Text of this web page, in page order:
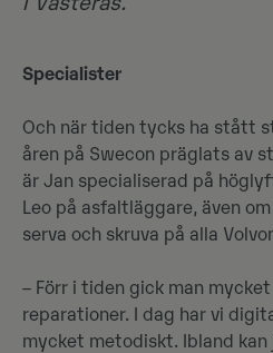
Specialister
Och när tiden tycks ha stått
åren på Swecon präglats av
är Jan specialiserad på
Leo på asfaltläggare, även
serva och skruva på alla
– Förr i tiden gick man mycket
reparationer. I dag har vi
mycket metodiskt. Ibland kan